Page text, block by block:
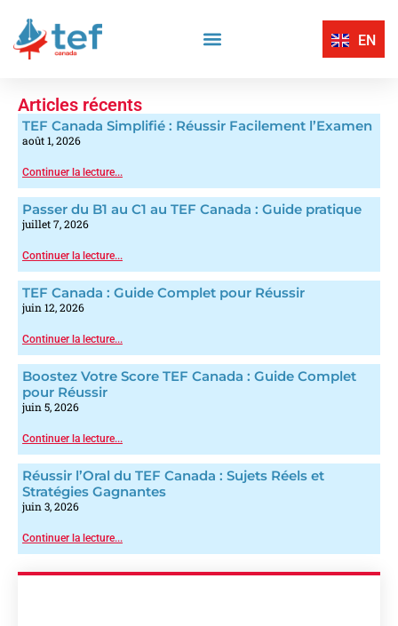
EN
Articles récents
TEF Canada Simplifié : Réussir Facilement l’Examen
août 1, 2026
Continuer la lecture...
Passer du B1 au C1 au TEF Canada : Guide pratique
juillet 7, 2026
Continuer la lecture...
TEF Canada : Guide Complet pour Réussir
juin 12, 2026
Continuer la lecture...
Boostez Votre Score TEF Canada : Guide Complet
pour Réussir
juin 5, 2026
Continuer la lecture...
Réussir l’Oral du TEF Canada : Sujets Réels et
Stratégies Gagnantes
juin 3, 2026
Continuer la lecture...